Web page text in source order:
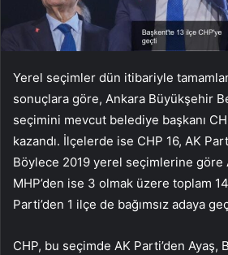
Yerel seçimler dün itibariyle
sonuçlara göre, Ankara Büyükşehir
seçimini mevcut belediye başkanı
kazandı. İlçelerde ise CHP 16, AK
Böylece 2019 yerel seçimlerine göre
MHP’den ise 3 olmak üzere toplam
Parti’den 1 ilçe de bağımsız adaya
CHP, bu seçimde AK Parti’den Ayaş,